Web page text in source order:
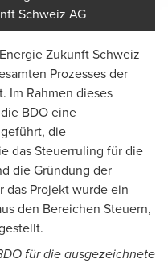
Schweiz AG
Zukunft Schweiz
Prozesses der
Im Rahmen dieses
BDO eine
die
das Steuerruling für die
die Gründung der
Projekt wurde ein
den Bereichen Steuern,
für die ausgezeichnete
Aarau -
Aarau